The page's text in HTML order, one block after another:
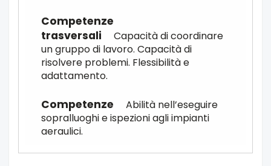
Capacità di coordinare
un gruppo di lavoro. Capacità di
risolvere problemi. Flessibilità e
adattamento.
Abilità nell’eseguire
sopralluoghi e ispezioni agli impianti
aeraulici.